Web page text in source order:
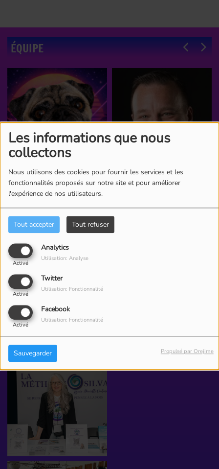
Les informations que nous
collectons
Nous utilisons des cookies pour fournir les services et les
fonctionnalités proposés sur notre site et pour améliorer
l'expérience de nos utilisateurs.
Tout accepter Tout refuser
Analytics
Activé
Utilisation: Analyse
Twitter
Activé
Utilisation: Fonctionnalité
Facebook
Activé
Utilisation: Fonctionnalité
Sauvegarder Propulsé par Orejime
ÉQUIPE
PHOTOS